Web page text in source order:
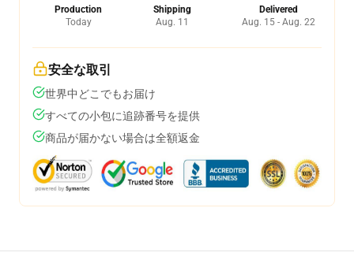
Production
Today
Shipping
Aug. 11
Delivered
Aug. 15 - Aug. 22
安全な取引
世界中どこでもお届け
すべての小包に追跡番号を提供
商品が届かない場合は全額返金